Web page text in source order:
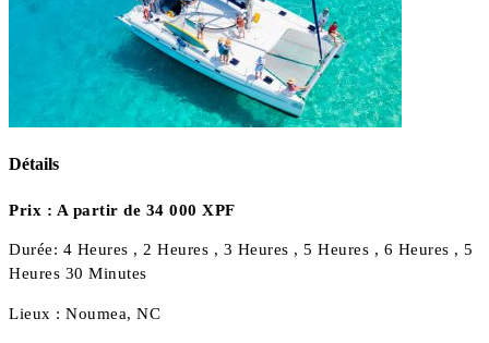
Détails
Prix : A partir de 34 000 XPF
Durée: 4 Heures , 2 Heures , 3 Heures , 5 Heures , 6 Heures , 5
Heures 30 Minutes
Lieux : Noumea, NC